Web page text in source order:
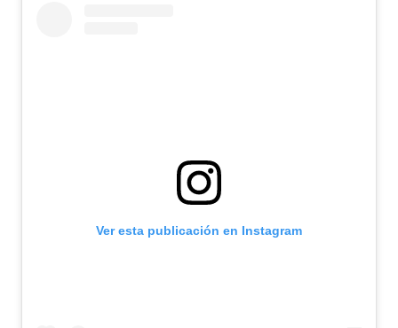
Ver esta publicación en Instagram